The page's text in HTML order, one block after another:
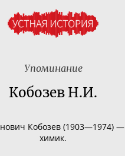
Упоминание
Кобозев Н.И.
Кобозев (1903—1974) —
химик.